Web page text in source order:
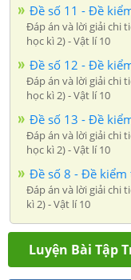
Đề số 11 - Đề
Đáp án và lời giải chi
học kì 2) - Vật lí 10
Đề số 12 - Đề
Đáp án và lời giải chi
học kì 2) - Vật lí 10
Đề số 13 - Đề
Đáp án và lời giải chi
học kì 2) - Vật lí 10
Đề số 8 - Đề kiểm
Đáp án và lời giải chi
kì 2) - Vật lí 10
Luyện Bài Tập